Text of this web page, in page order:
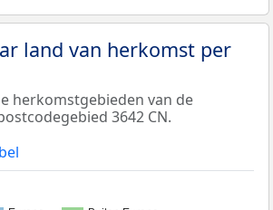
land van herkomst per
herkomstgebieden van de
3642 CN.